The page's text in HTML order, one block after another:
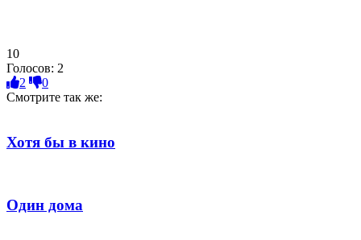
10
Голосов: 2
2
0
Смотрите так же:
Хотя бы в кино
Один дома